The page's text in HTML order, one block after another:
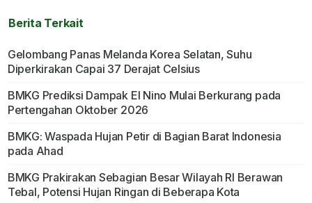
Berita Terkait
Gelombang Panas Melanda Korea Selatan, Suhu
Diperkirakan Capai 37 Derajat Celsius
BMKG Prediksi Dampak El Nino Mulai Berkurang pada
Pertengahan Oktober 2026
BMKG: Waspada Hujan Petir di Bagian Barat Indonesia
pada Ahad
BMKG Prakirakan Sebagian Besar Wilayah RI Berawan
Tebal, Potensi Hujan Ringan di Beberapa Kota